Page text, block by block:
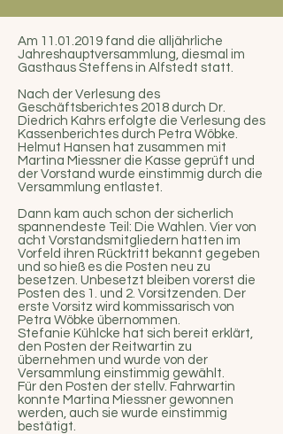
Am 11.01.2019 fand die alljährliche
Jahreshauptversammlung, diesmal im
Gasthaus Steffens in Alfstedt statt.
Nach der Verlesung des
Geschäftsberichtes 2018 durch Dr.
Diedrich Kahrs erfolgte die Verlesung des
Kassenberichtes durch Petra Wöbke.
Helmut Hansen hat zusammen mit
Martina Miessner die Kasse geprüft und
der Vorstand wurde einstimmig durch die
Versammlung entlastet.
Dann kam auch schon der sicherlich
spannendeste Teil: Die Wahlen. Vier von
acht Vorstandsmitgliedern hatten im
Vorfeld ihren Rücktritt bekannt gegeben
und so hieß es die Posten neu zu
besetzen. Unbesetzt bleiben vorerst die
Posten des 1. und 2. Vorsitzenden. Der
erste Vorsitz wird kommissarisch von
Petra Wöbke übernommen.
Stefanie Kühlcke hat sich bereit erklärt,
den Posten der Reitwartin zu
übernehmen und wurde von der
Versammlung einstimmig gewählt.
Für den Posten der stellv. Fahrwartin
konnte Martina Miessner gewonnen
werden, auch sie wurde einstimmig
bestätigt.